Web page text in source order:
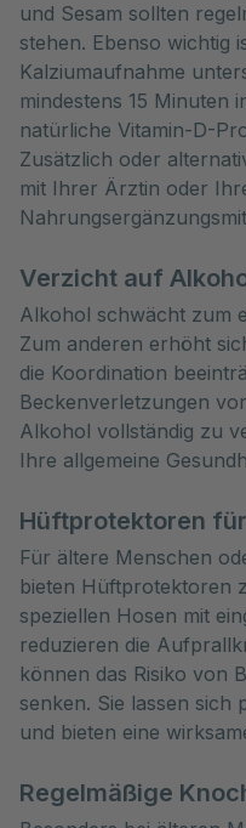
und Sesam sollten
stehen. Ebenso wichtig
Kalziumaufnahme
mindestens 15 Minuten
natürliche Vitamin-D-
Zusätzlich oder
mit Ihrer Ärztin oder
Verzicht auf
Alkohol schwächt zum
Zum anderen erhöht
die Koordination
Beckenverletzungen
Alkohol vollständig zu
Ihre allgemeine
Hüftprotektoren
Für ältere Menschen
bieten Hüftprotektoren
speziellen Hosen mit
reduzieren die
können das Risiko von
senken. Sie lassen sich
und bieten eine
Regelmäßige